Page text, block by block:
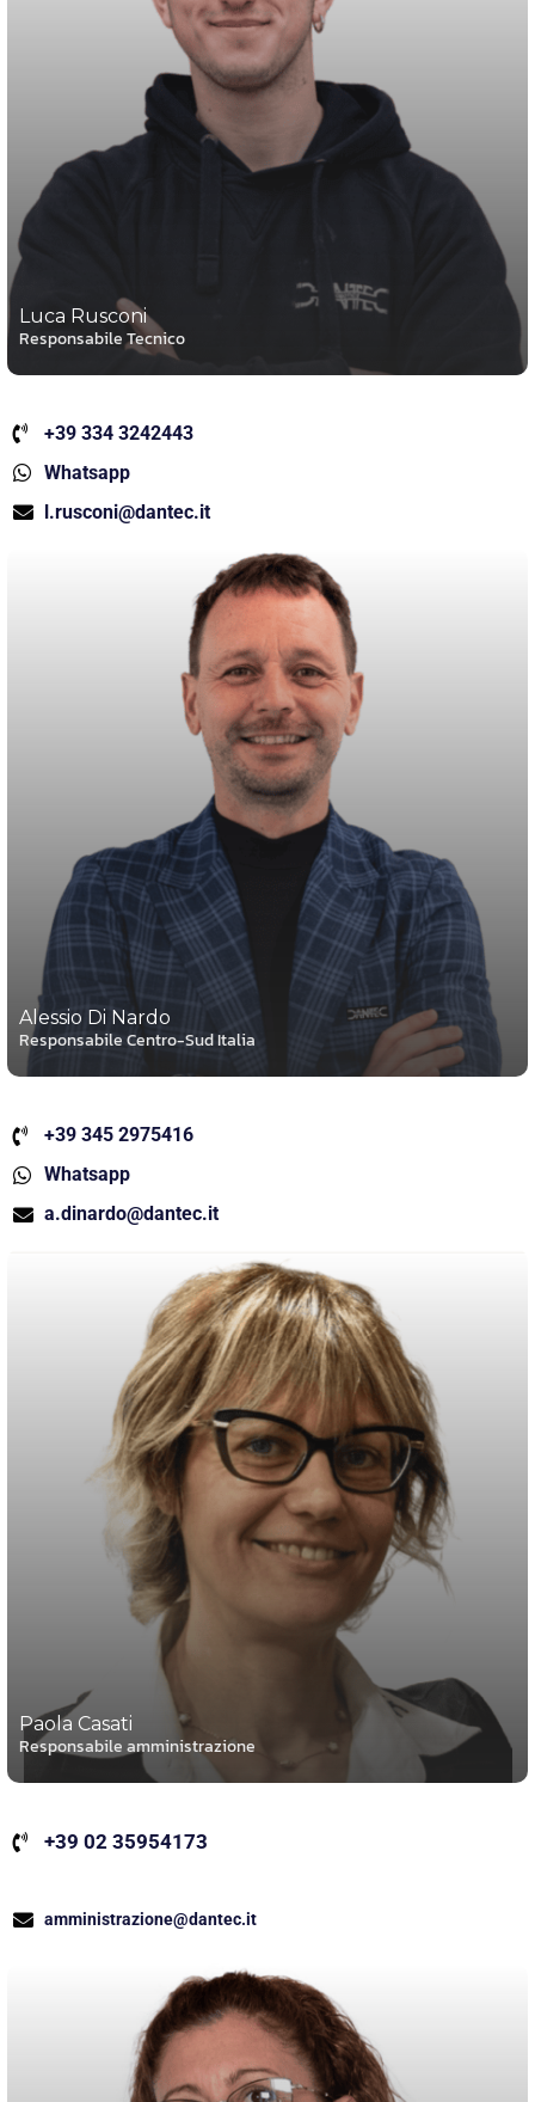
Luca Rusconi
Responsabile Tecnico
+39 334 3242443
Whatsapp
l.rusconi@dantec.it
Alessio Di Nardo
Responsabile Centro-Sud Italia
+39 345 2975416
Whatsapp
a.dinardo@dantec.it
Paola Casati
Responsabile amministrazione
+39 02 35954173
amministrazione@dantec.it